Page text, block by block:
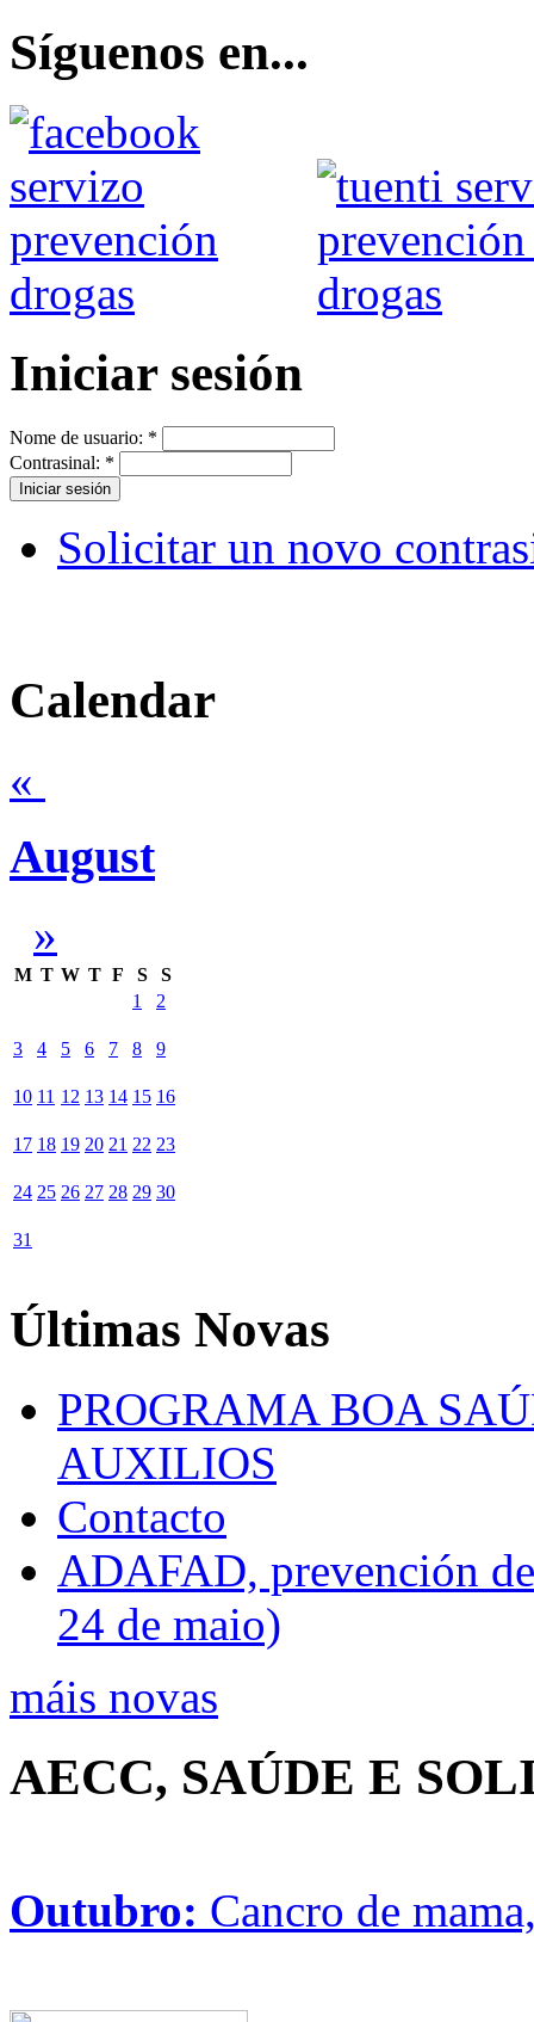
Síguenos en...
Iniciar sesión
Nome de usuario: *
Contrasinal: *
Solicitar un novo
Calendar
«
August
»
M T W T F S
S
1
2
3 4 5 6 7 8 9
10 11 12 13 14 15 16
17 18 19 20 21 22 23
24 25 26 27 28 29 30
31
Últimas Novas
PROGRAMA BOA
AUXILIOS
Contacto
ADAFAD, prevención
24 de maio)
máis novas
AECC, SAÚDE E
Outubro: Cancro de